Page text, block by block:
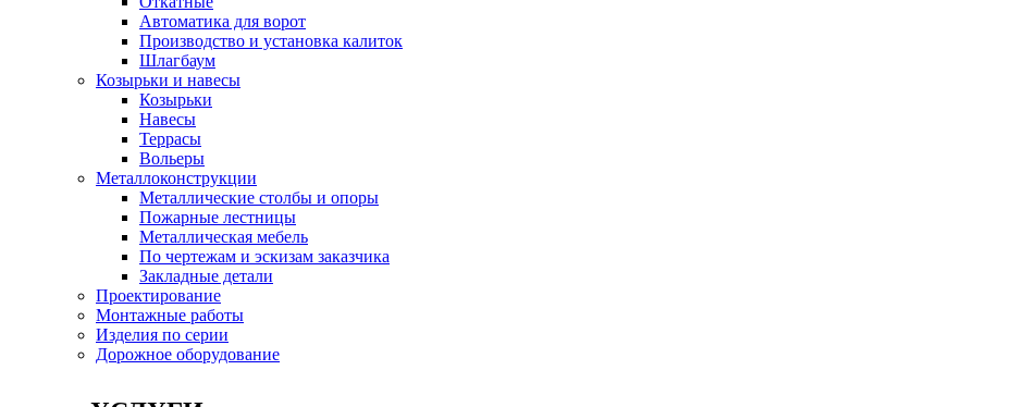
Автоматика для ворот
Производство и установка калиток
Шлагбаум
Козырьки и навесы
Козырьки
Навесы
Террасы
Вольеры
Металлоконструкции
Металлические столбы и опоры
Пожарные лестницы
Металлическая мебель
По чертежам и эскизам заказчика
Закладные детали
Проектирование
Монтажные работы
Изделия по серии
Дорожное оборудование